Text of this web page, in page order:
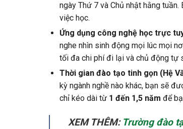
ngày Thứ 7 và Chủ nhật hằng
việc học.
Ứng dụng công nghệ học trực
nghe nhìn sinh động mọi lúc mọi
tối đa chi phí đi lại và chủ động tự
Thời gian đào tạo tinh gọn (Hệ
kỳ ngành nghề nào khác, bạn sẽ
chỉ kéo dài từ 1 đến 1,5 năm để
XEM THÊM: Trường đào